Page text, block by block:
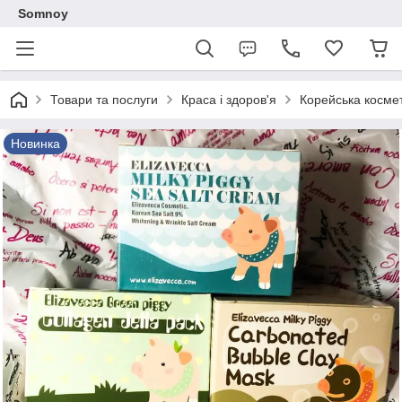
Somnoy
Товари та послуги Краса і здоров'я Корейська
Новинка